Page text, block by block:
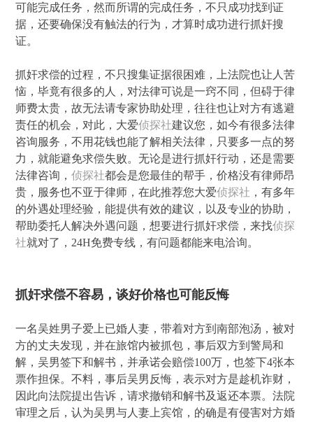
可能完成任务，然而所谓的完成任务，不只成功找到证
据，还要确保没有触法的行为，才算时成功进行抓奸搜
证。
抓奸求偿的过程，不只搜集证据很困难，上法院也让人苦
恼，毕竟有很多的人，对法律可说是一窍不同，但碍于律
师费太贵，故无法请专家协助处理，往往也让对方有逃避
责任的机会，对此，大爱侦探社建议您，如今有很多法律
咨询服务，不用花钱也能了解相关法律，只要多一点的努
力，就能避免求偿失败。无论是进行抓奸行动，还是需要
法律咨询，侦探社都会是您最佳的帮手，价格没有律师昂
贵，服务也不亚于律师，在此推荐您大爱侦探社 ，有多年
的外遇处理经验，能提供有效的建议，以及专业的协助，
帮助委托人解决外遇问题，想要进行抓奸求偿，来找侦探
社就对了，24H免费专线，有问题都能来电洽询。
抓奸求偿不容易，谈好价格也可能反悔
一名吴姓男子爱上已婚人妻，带着对方到南部泡汤，被对
方的丈夫发现，并在旅馆内被抓包，事后双方到警局和
解，吴男签下和解书，并承诺会赔偿100万，也签下4张本
票作担保。不料，事后吴男反悔，表示对方是趁机诈财，
因此向法院提出告诉，请求撤销和解书及返还本票。法院
审理之后，认为吴男与人妻上宾馆，的确是有侵害对方婚